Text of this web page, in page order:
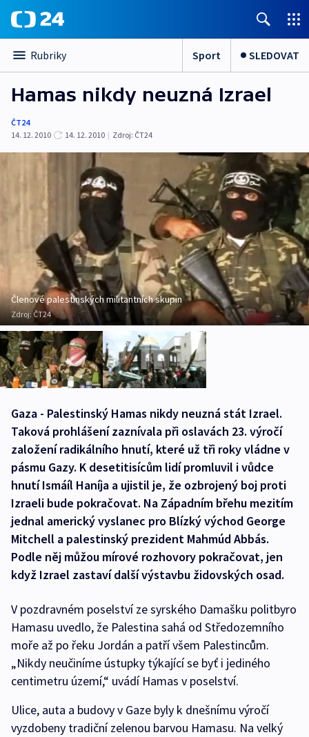
Rubriky Sport SLEDOVAT
Hamas nikdy neuzná Izrael
ČT24
14. 12. 2010
14. 12. 2010 | Zdroj: ČT24
Členové palestinských militantních skupin
Zdroj:ČT24
Gaza - Palestinský Hamas nikdy neuzná stát Izrael.
Taková prohlášení zaznívala při oslavách 23. výročí
založení radikálního hnutí, které už tři roky vládne v
pásmu Gazy. K desetitisícům lidí promluvil i vůdce
hnutí Ismáíl Haníja a ujistil je, že ozbrojený boj proti
Izraeli bude pokračovat. Na Západním břehu mezitím
jednal americký vyslanec pro Blízký východ George
Mitchell a palestinský prezident Mahmúd Abbás.
Podle něj můžou mírové rozhovory pokračovat, jen
když Izrael zastaví další výstavbu židovských osad.
V pozdravném poselství ze syrského Damašku politbyro
Hamasu uvedlo, že Palestina sahá od Středozemního
moře až po řeku Jordán a patří všem Palestincům.
„Nikdy neučiníme ústupky týkající se byť i jediného
centimetru území,“ uvádí Hamas v poselství.
Ulice, auta a budovy v Gaze byly k dnešnímu výročí
vyzdobeny tradiční zelenou barvou Hamasu. Na velký